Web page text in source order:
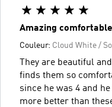
Amazing
Couleur: Cloud White /
They are beautiful
finds them so
since he was 4 and
more better than